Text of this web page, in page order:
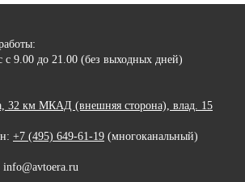
9.00 до 21.00 (без выходных дней)
32 км МКАД (внешняя сторона), влад. 15
+7 (495) 649-61-19 (многоканальный)